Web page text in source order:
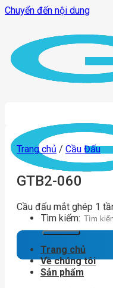
Chuyển đến nội dung
Tìm kiếm:
Trang chủ
Về chúng tôi
Sản phẩm
Trang chủ / Cầu Đấu
GTB2-060
Cầu đấu mắt ghép 1